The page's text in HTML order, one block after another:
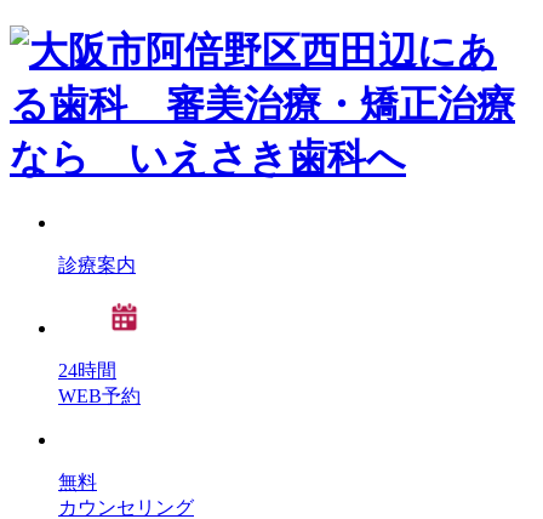
診療案内
24時間
WEB予約
無料
カウンセリング